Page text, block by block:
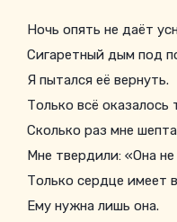
Ночь опять не даёт
Сигаретный дым под
Я пытался её вернуть.
Только всё оказалось
Сколько раз мне
Мне твердили: «Она не
Только сердце имеет
Ему нужна лишь она.